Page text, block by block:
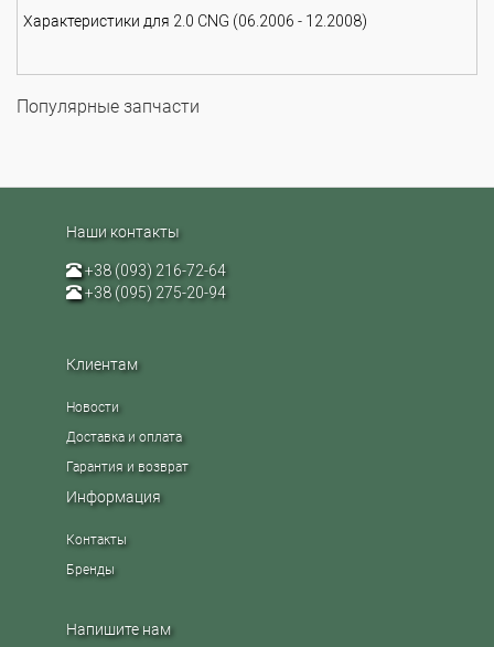
Характеристики для 2.0 CNG (06.2006 - 12.2008)
Популярные запчасти
Наши контакты
+38 (093) 216-72-64
+38 (095) 275-20-94
Клиентам
Новости
Доставка и оплата
Гарантия и возврат
Информация
Контакты
Бренды
Напишите нам